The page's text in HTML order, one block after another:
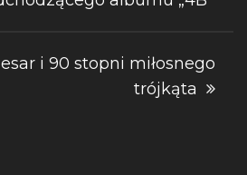
i 90 stopni miłosnego
trójkąta